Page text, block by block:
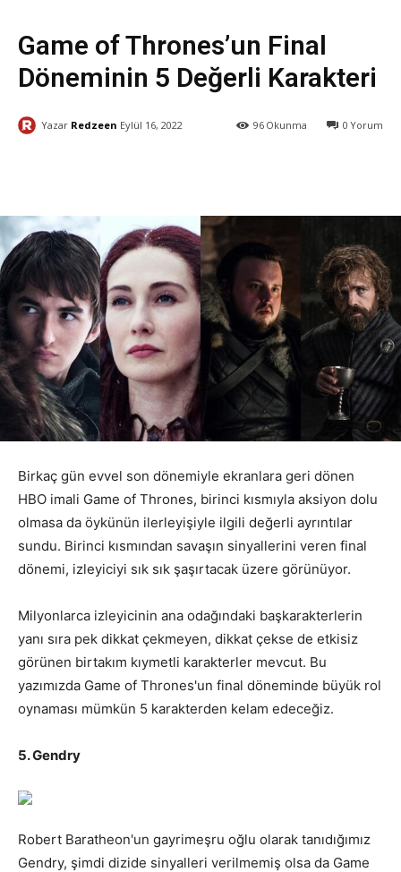
Game of Thrones’un Final
Döneminin 5 Değerli Karakteri
Yazar Redzeen Eylül 16, 2022 0 Yorum
96 Okunma
Birkaç gün evvel son dönemiyle ekranlara geri dönen
HBO imali Game of Thrones, birinci kısmıyla aksiyon dolu
olmasa da öykünün ilerleyişiyle ilgili değerli ayrıntılar
sundu. Birinci kısmından savaşın sinyallerini veren final
dönemi, izleyiciyi sık sık şaşırtacak üzere görünüyor.
Milyonlarca izleyicinin ana odağındaki başkarakterlerin
yanı sıra pek dikkat çekmeyen, dikkat çekse de etkisiz
görünen birtakım kıymetli karakterler mevcut. Bu
yazımızda Game of Thrones'un final döneminde büyük rol
oynaması mümkün 5 karakterden kelam edeceğiz.
5. Gendry
Robert Baratheon'un gayrimeşru oğlu olarak tanıdığımız
Gendry, şimdi dizide sinyalleri verilmemiş olsa da Game